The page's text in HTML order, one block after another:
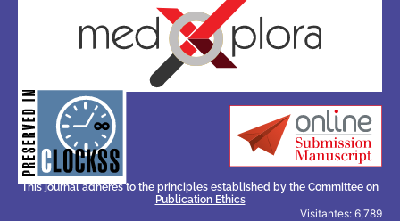
CLOCKSS is a dak archive that
ensures the long-term survival
of web-based scholary
publications, governed by and
for its stakeholders.
This journal adheres to the principles established by the Committee on
Publication Ethics
Visitantes: 6,789